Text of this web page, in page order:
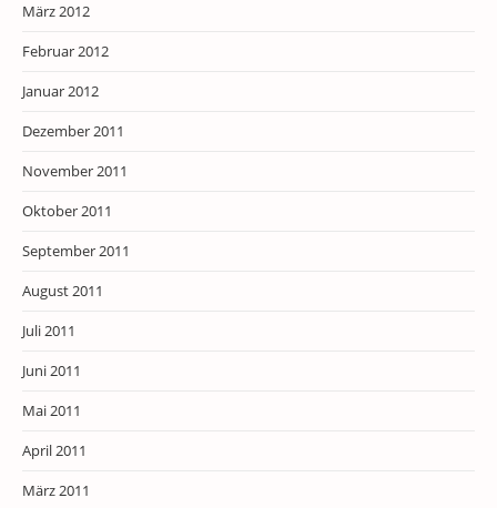
März 2012
Februar 2012
Januar 2012
Dezember 2011
November 2011
Oktober 2011
September 2011
August 2011
Juli 2011
Juni 2011
Mai 2011
April 2011
März 2011